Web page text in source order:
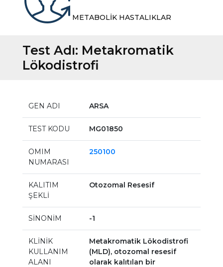
METABOLİK HASTALIKLAR
Test Adı: Metakromatik
Lökodistrofi
GEN ADI ARSA
TEST KODU MG01850
OMIM
NUMARASI
250100
KALITIM
ŞEKLİ
Otozomal Resesif
SİNONİM -1
KLİNİK
KULLANIM
ALANI
Metakromatik Lökodistrofi
(MLD), otozomal resesif
olarak kalıtılan bir